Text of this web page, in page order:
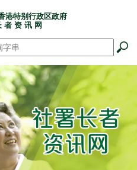
港特别行政区政府
者 资 讯 网